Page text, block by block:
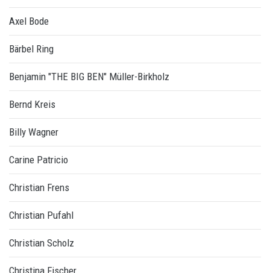
Axel Bode
Bärbel Ring
Benjamin "THE BIG BEN" Müller-Birkholz
Bernd Kreis
Billy Wagner
Carine Patricio
Christian Frens
Christian Pufahl
Christian Scholz